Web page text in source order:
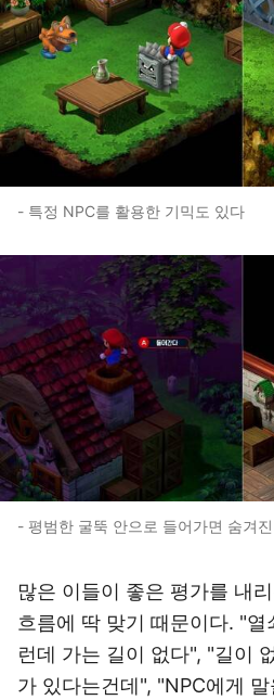
- 특정 NPC를 활용한 기믹도 있다
- 평범한 굴뚝 안으로 들어가면 숨겨
많은 이들이 좋은 평가를 내
흐름에 딱 맞기 때문이다. "열
런데 가는 길이 없다", "길이
가 있다는건데", "NPC에게